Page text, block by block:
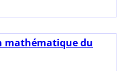
mathématique du